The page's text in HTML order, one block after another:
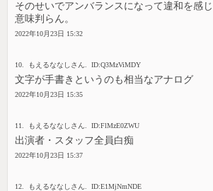
そのせいでアンバランスになって違和を感じ
意味判らん。
2022年10月23日 15:32
10. もえるななしさん. ID:Q3MzViMDY
文字が手書きというのも相当なアナログ
2022年10月23日 15:35
11. もえるななしさん. ID:FlMzE0ZWU
出演者・スタッフ全員白痴
2022年10月23日 15:37
12. もえるななしさん. ID:E1MjNmNDE